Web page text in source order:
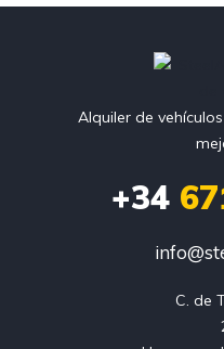
Alquiler de
+34
C. de